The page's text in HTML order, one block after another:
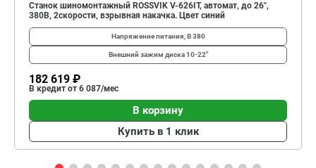
Станок шиномонтажный ROSSVIK V-626IT, автомат, до 26",
380В, 2скорости, взрывная накачка. Цвет синий
Напряжение питания, В380
Внешний зажим диска10-22"
182 619 ₽
В кредит от 6 087/мес
В корзину
Купить в 1 клик